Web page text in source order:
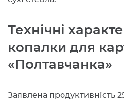
Технічні
копалки для
«Полтавчанка»
Заявлена продуктивність